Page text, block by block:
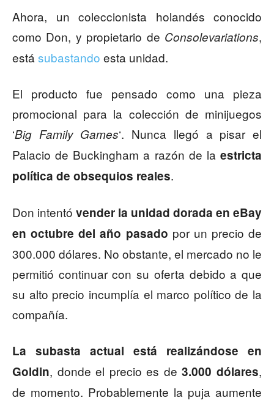
Ahora, un coleccionista holandés conocido
como Don, y propietario de Consolevariations,
está subastando esta unidad.
El producto fue pensado como una pieza
promocional para la colección de minijuegos
‘Big Family Games‘. Nunca llegó a pisar el
Palacio de Buckingham a razón de la estricta
política de obsequios reales.
Don intentó vender la unidad dorada en eBay
en octubre del año pasado por un precio de
300.000 dólares. No obstante, el mercado no le
permitió continuar con su oferta debido a que
su alto precio incumplía el marco político de la
compañía.
La subasta actual está realizándose en
Goldin, donde el precio es de3.000 dólares,
de momento. Probablemente la puja aumente